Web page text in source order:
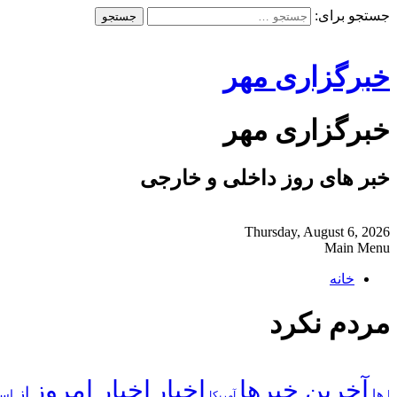
جستجو برای:
خبرگزاری مهر
خبرگزاری مهر
خبر های روز داخلی و خارجی
Thursday, August 6, 2026
Main Menu
خانه
مردم نکرد‌
آخرین خبرها اخبار اخبار امروز از